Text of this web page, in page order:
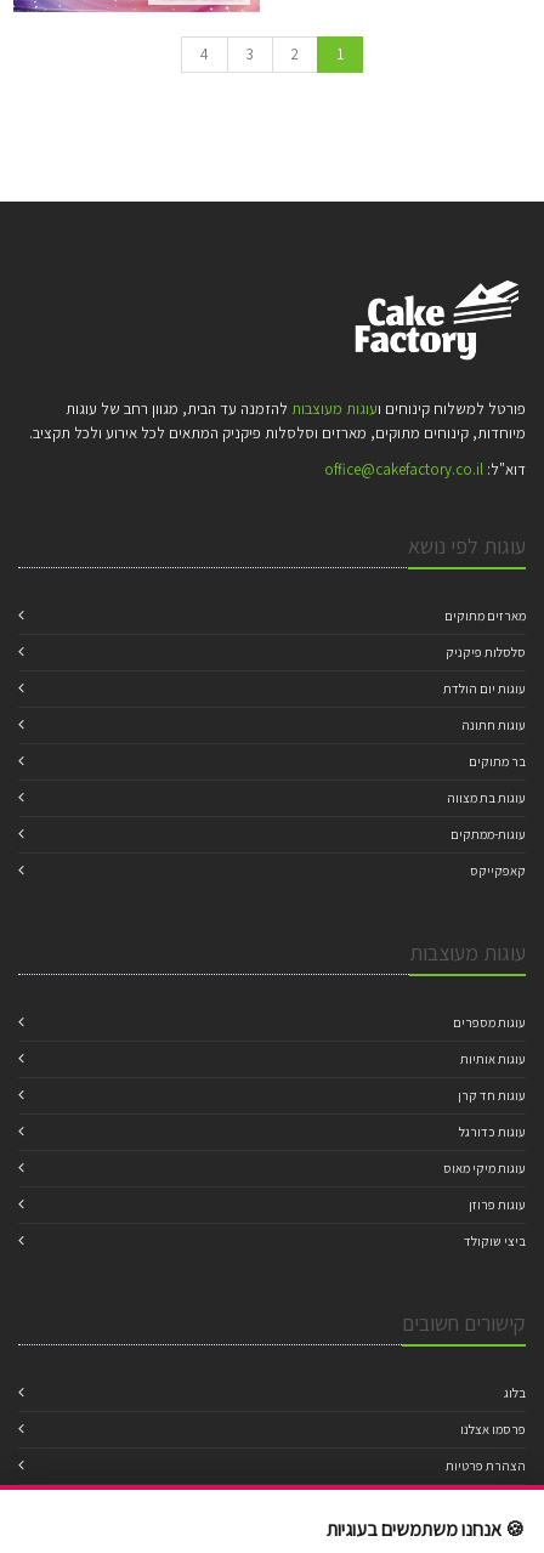
1
2
3
4
פורטל למשלוח קינוחים ועוגות מעוצבות להזמנה עד הבית, מגוון רחב של עוגות
מיוחדות, קינוחים מתוקים, מארזים וסלסלות פיקניק המתאים לכל אירוע ולכל תקציב.
דוא"ל: office@cakefactory.co.il
עוגות לפי נושא
מארזים מתוקים
סלסלות פיקניק
עוגות יום הולדת
עוגות חתונה
בר מתוקים
עוגות בת מצווה
עוגות-ממתקים
קאפקייקס
עוגות מעוצבות
עוגות מספרים
עוגות אותיות
עוגות חד קרן
עוגות כדורגל
עוגות מיקי מאוס
עוגות פרוזן
ביצי שוקולד
קישורים חשובים
בלוג
פרסמו אצלנו
הצהרת פרטיות
תנאי שימוש
🍪 אנחנו משתמשים בעוגיות